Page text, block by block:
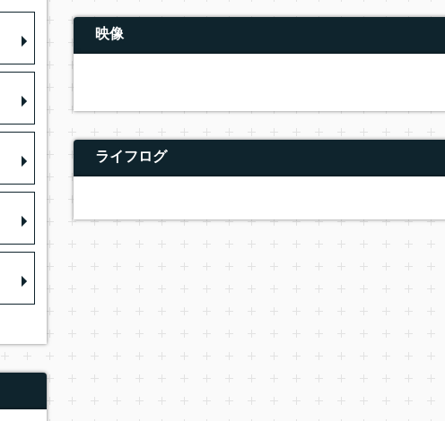
映像
ライフログ